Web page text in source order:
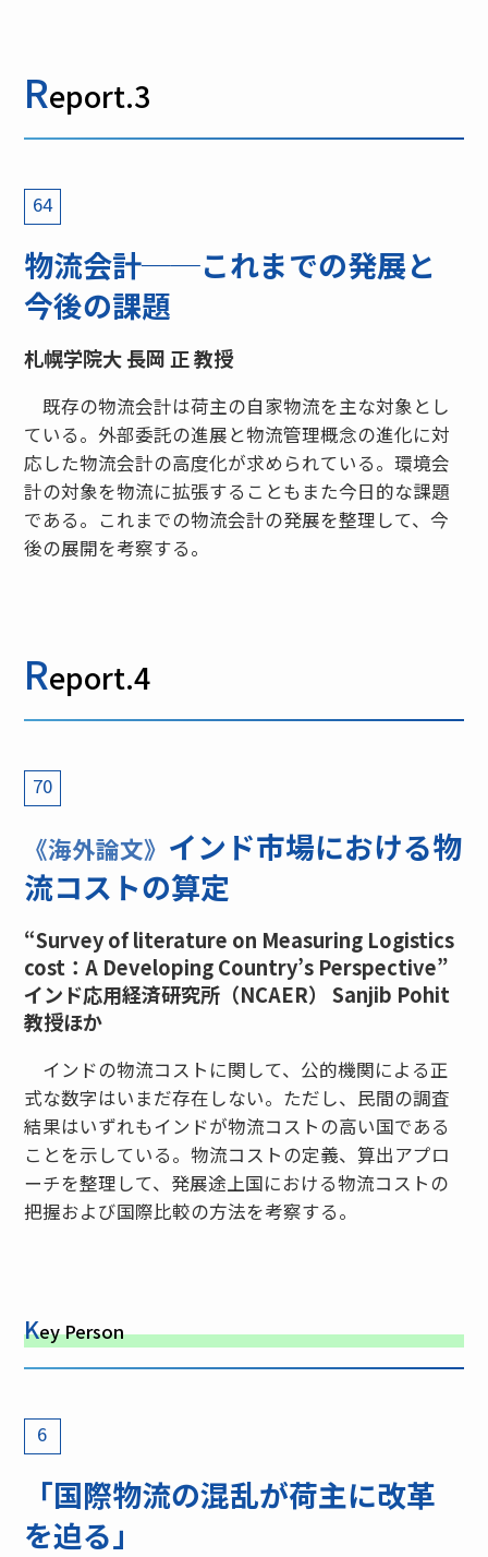
Report.3
64
物流会計──これまでの発展と
今後の課題
札幌学院大 長岡 正 教授
既存の物流会計は荷主の自家物流を主な対象とし
ている。外部委託の進展と物流管理概念の進化に対
応した物流会計の高度化が求められている。環境会
計の対象を物流に拡張することもまた今日的な課題
である。これまでの物流会計の発展を整理して、今
後の展開を考察する。
Report.4
70
《海外論文》 インド市場における物
流コストの算定
“Survey of literature on Measuring Logistics
cost：A Developing Country’s Perspective”
インド応用経済研究所（NCAER） Sanjib Pohit
教授ほか
インドの物流コストに関して、公的機関による正
式な数字はいまだ存在しない。ただし、民間の調査
結果はいずれもインドが物流コストの高い国である
ことを示している。物流コストの定義、算出アプロ
ーチを整理して、発展途上国における物流コストの
把握および国際比較の方法を考察する。
Key Person
6
「国際物流の混乱が荷主に改革
を迫る」